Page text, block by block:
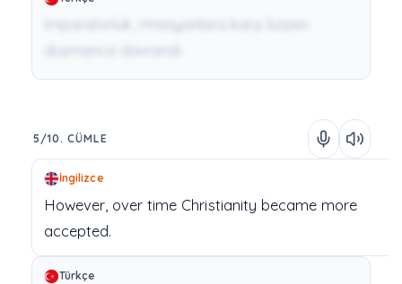
5/10. CÜMLE
İngilizce
However, over time Christianity became more
accepted.
Türkçe